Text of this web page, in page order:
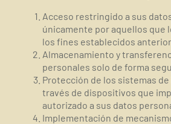
Acceso restringido a sus
únicamente por aquellos que
los fines establecidos
Almacenamiento y
personales solo de forma
Protección de los sistemas
través de dispositivos que
autorizado a sus datos
Implementación de